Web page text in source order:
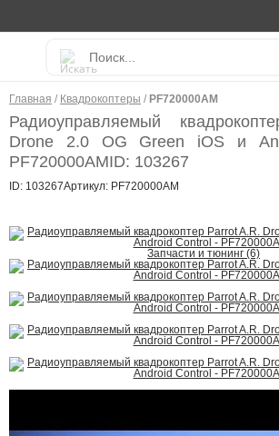
Главная / Квадрокоптеры / PF720000AM
Радиоуправляемый
Drone 2.0 OG Green iOS и
PF720000AMID: 103267
ID: 103267Артикул: PF720000AM
Запчасти и тюнинг (6)